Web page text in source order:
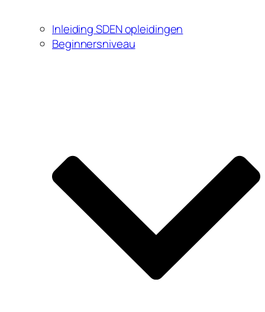
Inleiding SDEN opleidingen
Beginnersniveau